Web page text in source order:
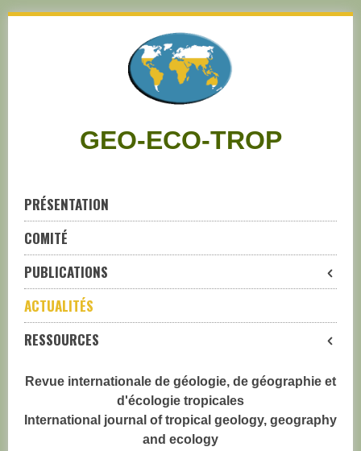
GEO-ECO-TROP
PRÉSENTATION
COMITÉ
PUBLICATIONS
ACTUALITÉS
RESSOURCES
Revue internationale de géologie, de géographie et
d'écologie tropicales
International journal of tropical geology, geography
and ecology